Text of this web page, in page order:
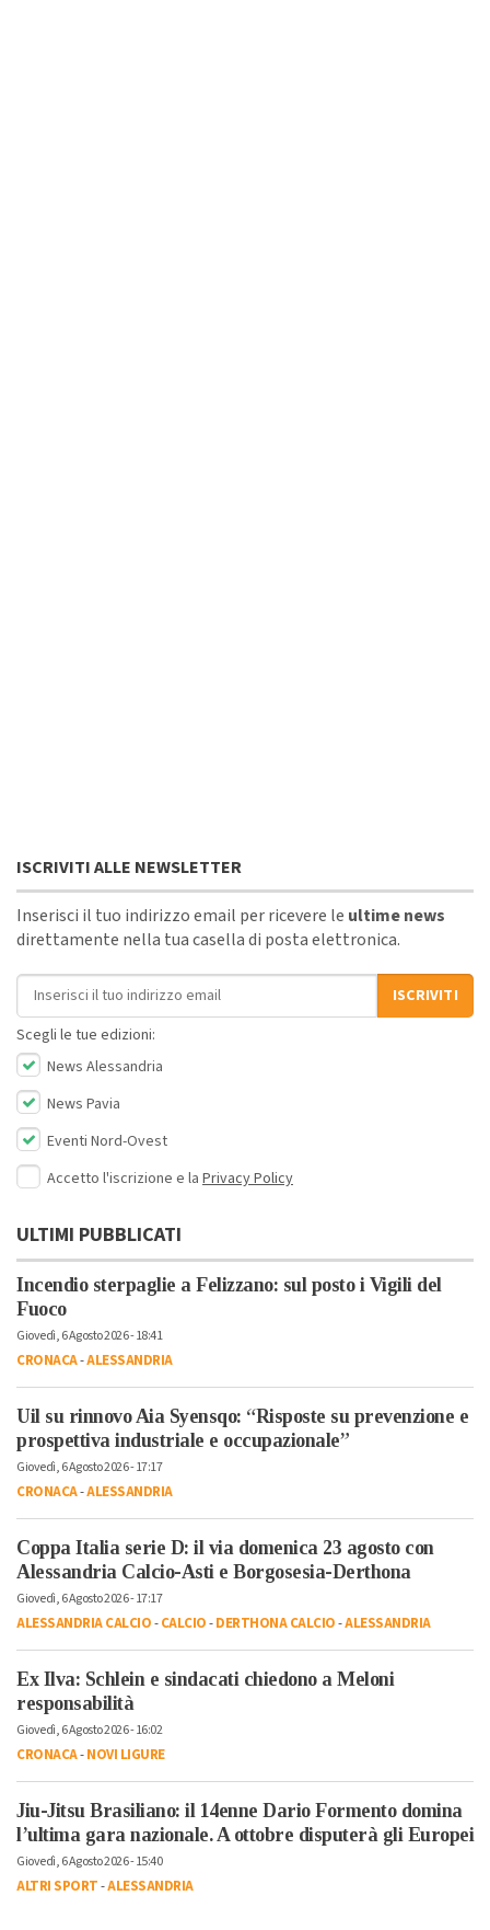
ISCRIVITI ALLE NEWSLETTER
Inserisci il tuo indirizzo email per ricevere le ultime news
direttamente nella tua casella di posta elettronica.
Indirizzo email
ISCRIVITI
Scegli le tue edizioni:
News Alessandria
News Pavia
Eventi Nord-Ovest
Accetto l'iscrizione e la Privacy Policy
ULTIMI PUBBLICATI
Incendio sterpaglie a Felizzano: sul posto i Vigili del
Fuoco
Giovedì, 6 Agosto 2026 - 18:41
CRONACA-ALESSANDRIA
Uil su rinnovo Aia Syensqo: “Risposte su prevenzione e
prospettiva industriale e occupazionale”
Giovedì, 6 Agosto 2026 - 17:17
CRONACA-ALESSANDRIA
Coppa Italia serie D: il via domenica 23 agosto con
Alessandria Calcio-Asti e Borgosesia-Derthona
Giovedì, 6 Agosto 2026 - 17:17
ALESSANDRIA CALCIO-CALCIO-DERTHONA CALCIO-ALESSANDRIA
Ex Ilva: Schlein e sindacati chiedono a Meloni
responsabilità
Giovedì, 6 Agosto 2026 - 16:02
CRONACA-NOVI LIGURE
Jiu-Jitsu Brasiliano: il 14enne Dario Formento domina
l’ultima gara nazionale. A ottobre disputerà gli Europei
Giovedì, 6 Agosto 2026 - 15:40
ALTRI SPORT-ALESSANDRIA